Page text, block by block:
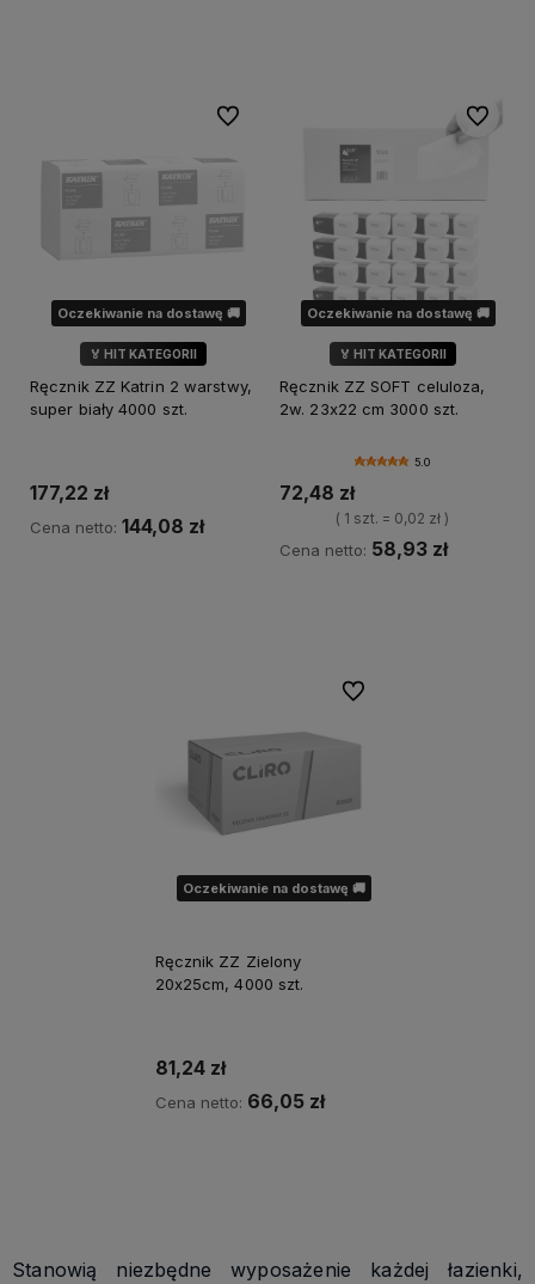
Oczekiwanie na dostawę 🚚
🏅 HIT KATEGORII
Ręcznik ZZ Katrin 2 warstwy,
super biały 4000 szt.
177,22 zł
Cena netto: 144,08 zł
Do ulubionych
Oczekiwanie na dostawę 🚚
🏅 HIT KATEGORII
🌿 MARKA SOFT
Ręcznik ZZ SOFT celuloza,
2w. 23x22 cm 3000 szt.
5.0
72,48 zł
( 1 szt. = 0,02 zł )
Cena netto: 58,93 zł
Do
Oczekiwanie na dostawę 🚚
Ręcznik ZZ Zielony
20x25cm, 4000 szt.
81,24 zł
Cena netto: 66,05 zł
Do ulubionych
Stanowią niezbędne wyposażenie każdej łazienki,